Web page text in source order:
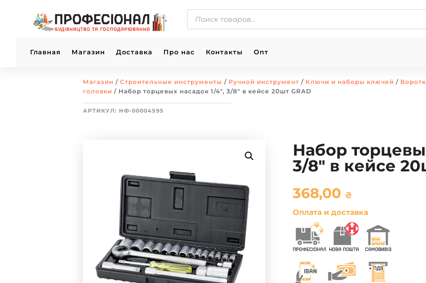
ПОИСК
ТОВАРОВ
Главная Магазин Доставка Про нас Контакты Опт
Магазин / Строительные инструменты / Ручной инструмент / Ключи и наборы ключей /
головки / Набор торцевых насадок 1/4″, 3/8″ в кейсе 20шт GRAD
АРТИКУЛ: НФ-00004595
Набор
3/8″ в кейсе
368,00 ₴
Оплата и доставка